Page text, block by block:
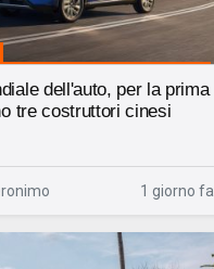
dell'auto, per la prima
tre costruttori cinesi
1 giorno fa